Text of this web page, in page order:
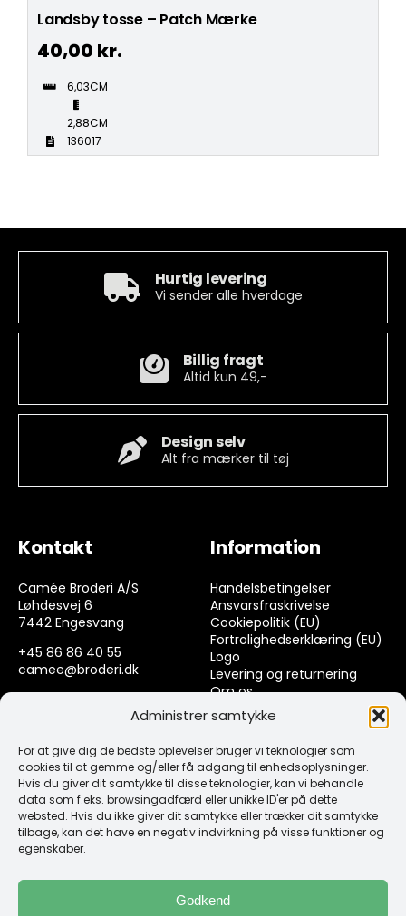
Administrer samtykke
For at give dig de bedste oplevelser bruger vi teknologier som
cookies til at gemme og/eller få adgang til enhedsoplysninger.
Hvis du giver dit samtykke til disse teknologier, kan vi behandle
data som f.eks. browsingadfærd eller unikke ID'er på dette
websted. Hvis du ikke giver dit samtykke eller trækker dit samtykke
tilbage, kan det have en negativ indvirkning på visse funktioner og
egenskaber.
Godkend
Landsby tosse – Patch Mærke
40,00 kr.
6,03CM
2,88CM
136017
Hurtig levering
Vi sender alle hverdage
Billig fragt
Altid kun 49,-
Design selv
Alt fra mærker til tøj
Kontakt
Camée Broderi A/S
Løhdesvej 6
7442 Engesvang
+45 86 86 40 55
camee@broderi.dk
Information
Handelsbetingelser
Ansvarsfraskrivelse
Cookiepolitik (EU)
Fortrolighedserklæring (EU)
Logo
Levering og returnering
Om os
Kontakt
Links
Spørgsmål & Svar
Tråd
Design selv guide
Konto